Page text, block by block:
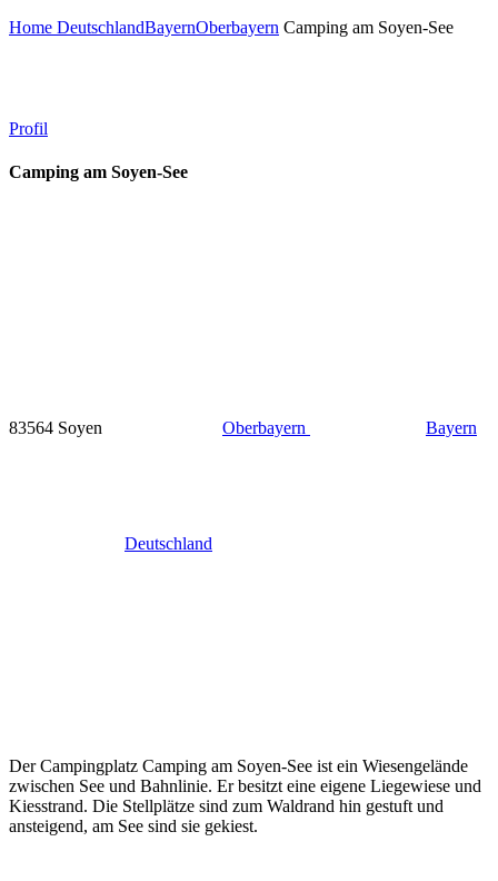
Home DeutschlandBayernOberbayern Camping am Soyen-See
Profil
Camping am Soyen-See
83564 Soyen Oberbayern Bayern
Deutschland
Der Campingplatz Camping am Soyen-See ist ein Wiesengelände
zwischen See und Bahnlinie. Er besitzt eine eigene Liegewiese und
Kiesstrand. Die Stellplätze sind zum Waldrand hin gestuft und
ansteigend, am See sind sie gekiest.